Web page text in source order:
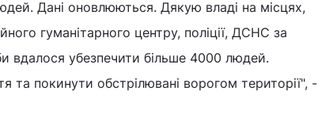
Дані оновлюються. Дякую владі на місцях,
гуманітарного центру, поліції, ДСНС за
вдалося убезпечити більше 4000 людей.
та покинути обстрілювані ворогом території", -